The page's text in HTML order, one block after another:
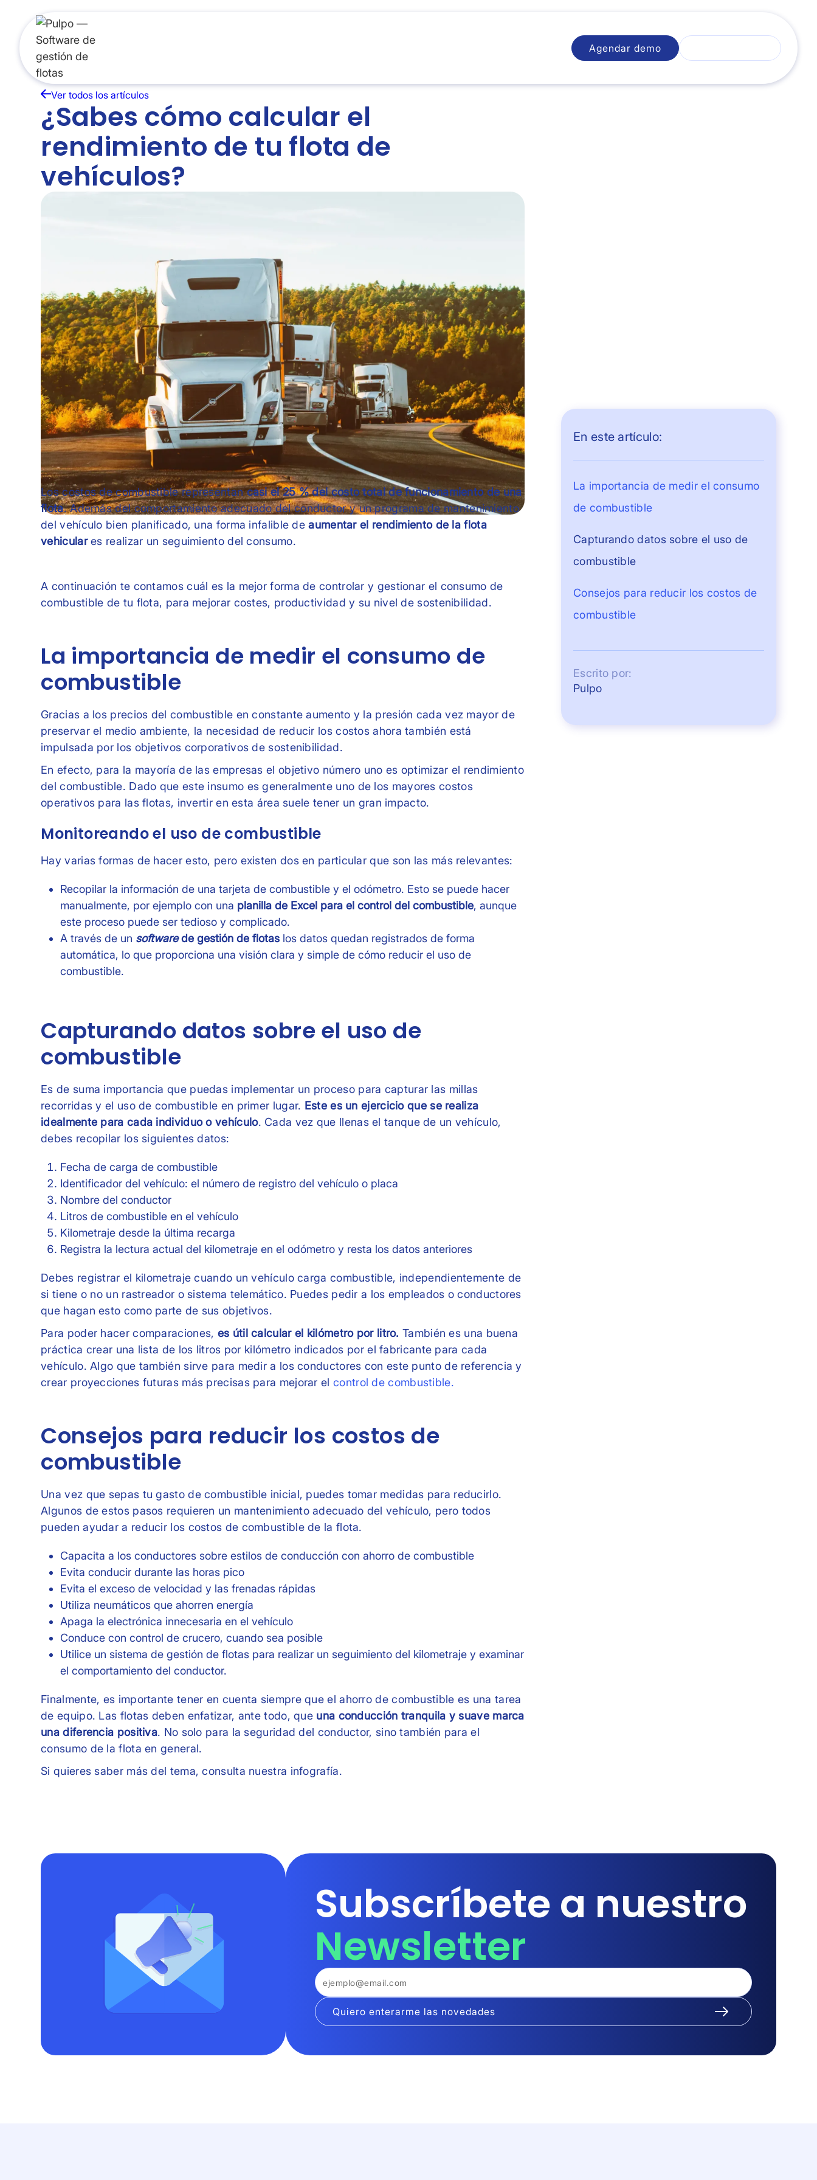
Agendar demo
Ver todos los artículos
¿Sabes cómo calcular el
rendimiento de tu flota de
vehículos?
Los costos de combustible representancasi el 25 % del costo total de funcionamiento de una
flota. Además del comportamiento adecuado del conductor y un programa de mantenimiento
del vehículo bien planificado, una forma infalible deaumentar el rendimiento de la flota
vehiculares realizar un seguimiento del consumo.
A continuación te contamos cuál es la mejor forma de controlar y gestionar el consumo de
combustible de tu flota, para mejorar costes, productividad y su nivel de sostenibilidad.
La importancia de medir el consumo de
combustible
Gracias a los precios del combustible en constante aumento y la presión cada vez mayor de
preservar el medio ambiente, la necesidad de reducir los costos ahora también está
impulsada por los objetivos corporativos de sostenibilidad.
En efecto, para la mayoría de las empresas el objetivo número uno es optimizar el rendimiento
del combustible. Dado que este insumo es generalmente uno de los mayores costos
operativos para las flotas, invertir en esta área suele tener un gran impacto.
Monitoreando el uso de combustible
Hay varias formas de hacer esto, pero existen dos en particular que son las más relevantes:
Recopilar la información de una tarjeta de combustible y el odómetro. Esto se puede hacer
manualmente, por ejemplo con una planilla de Excel para el control del combustible, aunque
este proceso puede ser tedioso y complicado.
A través de un softwarede gestión de flotas los datos quedan registrados de forma
automática, lo que proporciona una visión clara y simple de cómo reducir el uso de
combustible.
Capturando datos sobre el uso de
combustible
Es de suma importancia que puedas implementar un proceso para capturar las millas
recorridas y el uso de combustible en primer lugar. Este es un ejercicio que se realiza
idealmente para cada individuo o vehículo. Cada vez que llenas el tanque de un vehículo,
debes recopilar los siguientes datos:
Fecha de carga de combustible
Identificador del vehículo: el número de registro del vehículo o placa
Nombre del conductor
Litros de combustible en el vehículo
Kilometraje desde la última recarga
Registra la lectura actual del kilometraje en el odómetro y resta los datos anteriores
Debes registrar el kilometraje cuando un vehículo carga combustible, independientemente de
si tiene o no un rastreador o sistema telemático. Puedes pedir a los empleados o conductores
que hagan esto como parte de sus objetivos.
Para poder hacer comparaciones, es útil calcular el kilómetro por litro. También es una buena
práctica crear una lista de los litros por kilómetro indicados por el fabricante para cada
vehículo. Algo que también sirve para medir a los conductores con este punto de referencia y
crear proyecciones futuras más precisas para mejorar el control de combustible.
Consejos para reducir los costos de
combustible
Una vez que sepas tu gasto de combustible inicial, puedes tomar medidas para reducirlo.
Algunos de estos pasos requieren un mantenimiento adecuado del vehículo, pero todos
pueden ayudar a reducir los costos de combustible de la flota.
Capacita a los conductores sobre estilos de conducción con ahorro de combustible
Evita conducir durante las horas pico
Evita el exceso de velocidad y las frenadas rápidas
Utiliza neumáticos que ahorren energía
Apaga la electrónica innecesaria en el vehículo
Conduce con control de crucero, cuando sea posible
Utilice un sistema de gestión de flotas para realizar un seguimiento del kilometraje y examinar
el comportamiento del conductor.
Finalmente, es importante tener en cuenta siempre que el ahorro de combustible es una tarea
de equipo. Las flotas deben enfatizar, ante todo, que una conducción tranquila y suave marca
una diferencia positiva. No solo para la seguridad del conductor, sino también para el
consumo de la flota en general.
Si quieres saber más del tema, consulta nuestra infografía.
En este artículo:
La importancia de medir el consumo
de combustible
Capturando datos sobre el uso de
combustible
Consejos para reducir los costos de
combustible
Escrito por:
Pulpo
Subscríbete a nuestro
Newsletter